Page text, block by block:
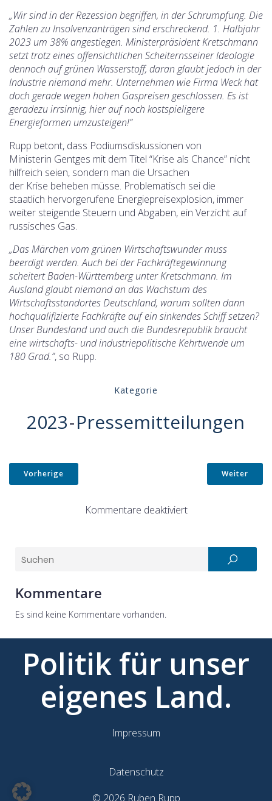
„Wir sind in der Rezession begriffen, in der Schrumpfung. Die
Zahlen zu Insolvenzanträgen sind erschreckend. 1. Halbjahr
2023 um 38% angestiegen. Ministerpräsident Kretschmann
setzt trotz eines offensichtlichen Scheiternsseiner Ideologie
dennoch auf grünen Wasserstoff, daran glaubt jedoch in der
Industrie niemand mehr. Unternehmen wie Firma Weck hat
doch gerade wegen hohen Gaspreisen geschlossen. Es ist
geradezu irrsinnig, hier auf noch kostspieligere
Energieformen umzusteigen!”
Rupp betont, dass Podiumsdiskussionen von
Ministerin Gentges mit dem Titel “Krise als Chance” nicht
hilfreich seien, sondern man die Ursachen
der Krise beheben müsse. Problematisch sei die
staatlich hervorgerufene Energiepreisexplosion, immer
weiter steigende Steuern und Abgaben, ein Verzicht auf
russisches Gas.
„Das Märchen vom grünen Wirtschaftswunder muss
beerdigt werden. Auch bei der Fachkräftegewinnung
scheitert Baden-Württemberg unter Kretschmann. Im
Ausland glaubt niemand an das Wachstum des
Wirtschaftsstandortes Deutschland, warum sollten dann
hochqualifizierte Fachkräfte auf ein sinkendes Schiff setzen?
Unser Bundesland und auch die Bundesrepublik braucht
eine wirtschafts- und industriepolitische Kehrtwende um
180 Grad.”, so Rupp.
Kategorie
2023-Pressemitteilungen
Vorherige Weiter
Kommentare deaktiviert
Kommentare
Es sind keine Kommentare vorhanden.
Politik für unser
eigenes Land.
Impressum
Datenschutz
© 2026 Ruben Rupp